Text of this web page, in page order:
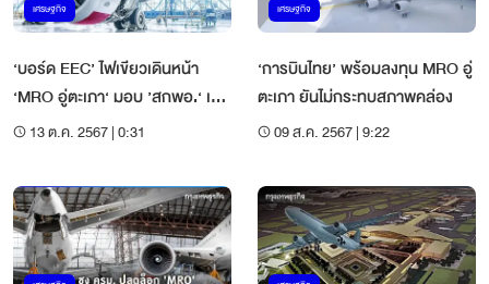
เศรษฐกิจ
‘บอร์ด EEC’ ไฟเขียวเดินหน้า
‘MRO อู่ตะเภา‘ มอบ ’สกพอ.‘ เปิด
ประมูลเอกชนลงทุน
13 ต.ค. 2567 | 0:31
เศรษฐกิจ
‘การบินไทย’ พร้อมลงทุน MRO อู่
ตะเภา ยันไม่กระทบสภาพคล่อง
09 ส.ค. 2567 | 9:22